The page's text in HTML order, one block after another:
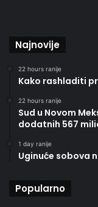
Najnovije
22 hours ranije
Kako rashladiti
22 hours ranije
Sud u Novom
dodatnih 567
1 day ranije
Uginuće sobova
Popularno